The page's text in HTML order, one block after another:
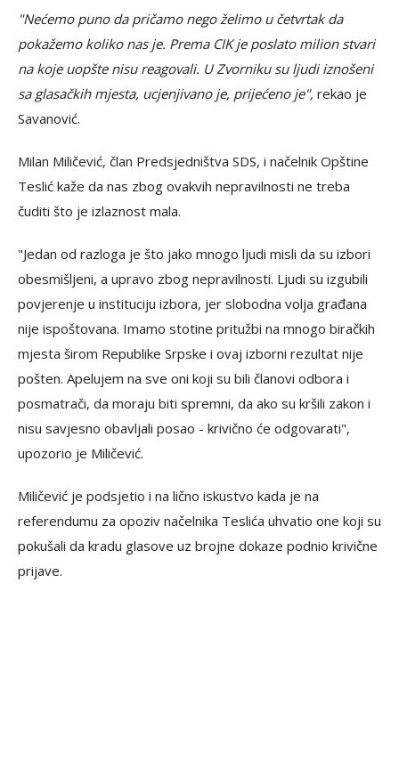
"Nećemo puno da pričamo nego želimo u četvrtak da
pokažemo koliko nas je. Prema CIK je poslato milion stvari
na koje uopšte nisu reagovali. U Zvorniku su ljudi iznošeni
sa glasačkih mjesta, ucjenjivano je, prijećeno je", rekao je
Savanović.
Milan Miličević, član Predsjedništva SDS, i načelnik Opštine
Teslić kaže da nas zbog ovakvih nepravilnosti ne treba
čuditi što je izlaznost mala.
"Jedan od razloga je što jako mnogo ljudi misli da su izbori
obesmišljeni, a upravo zbog nepravilnosti. Ljudi su izgubili
povjerenje u instituciju izbora, jer slobodna volja građana
nije ispoštovana. Imamo stotine pritužbi na mnogo biračkih
mjesta širom Republike Srpske i ovaj izborni rezultat nije
pošten. Apelujem na sve oni koji su bili članovi odbora i
posmatrači, da moraju biti spremni, da ako su kršili zakon i
nisu savjesno obavljali posao - krivično će odgovarati",
upozorio je Miličević.
Miličević je podsjetio i na lično iskustvo kada je na
referendumu za opoziv načelnika Teslića uhvatio one koji su
pokušali da kradu glasove uz brojne dokaze podnio krivične
prijave.